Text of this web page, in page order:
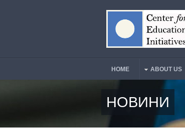
Main Menu
HOME ABOUT US
НОВИНИ